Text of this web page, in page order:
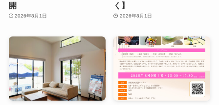
開
2026年8月1日
く】
2026年8月1日